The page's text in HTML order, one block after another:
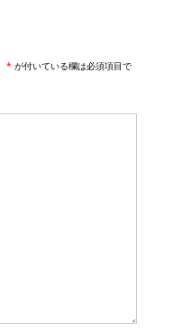
* が付いている欄は必須項目で